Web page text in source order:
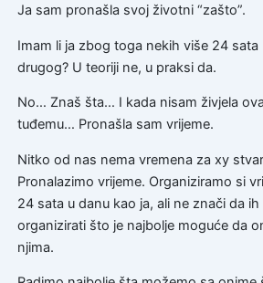
Ja sam pronašla svoj životni “zašto”.
Imam li ja zbog toga nekih više 24
drugog? U teoriji ne, u praksi da.
No… Znaš šta… I kada nisam živjela
tuđemu… Pronašla sam vrijeme.
Nitko od nas nema vremena za xy
Pronalazimo vrijeme. Organiziramo si
24 sata u danu kao ja, ali ne znači da
organizirati što je najbolje moguće da
njima.